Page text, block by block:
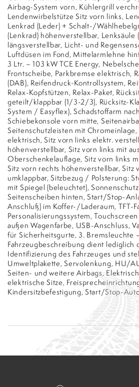
Airbag-System vorn, Kühlergrill
Lendenwirbelstütze Sitz vorn links,
Lenkrad (Leder) + Schalt-/
(Lenkrad) höhenverstellbar, Lenksäule
längsverstellbar, Licht- und
Luftdüsen im Fond, Mittelarmlehne
3 Ltr. – 103 kW TCE Energy,
Frontscheibe, Parkbremse elektrisch,
(DAB), Reifendruck-Kontrollsystem,
Relax-Kopfstützen, Relax-Paket,
geteilt/klappbar (1/3-2/3), Rücksitz-
System / Easyflex), Schadstoffarm
Schiebekonsole vorn mitte,
Seitenschutzleisten mit
elektrisch, Sitz vorn links elektr.
höhenverstellbar, Sitz vorn links mit
Oberschenkelauflage, Sitz vorn links
Sitz vorn rechts höhenverstellbar, Sitz
umklappbar, Sitzbezug / Polsterung:
mit Spiegel (beleuchtet),
Seitenscheiben hinten, Start/Stop-
Anschluß) im Koffer-/Laderaum, TFT-
Personalisierungssystem,
außen Wagenfarbe, USB-Anschluss,
für Sicherheitsgurte, 3. Bremsleuchte
Fahrzeugbeschreibung dient lediglich
Identifizierung des Fahrzeuges und
Umweltplakette, Servolenkung, HU/
Seiten- und weitere Airbags,
elektrische Sitze,
Kindersitzbefestigung, Start/Stop-